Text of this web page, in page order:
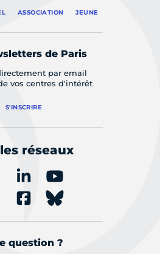
ASSOCIATION JEUNE
de Paris
par email
vos centres d'intérêt
S'INSCRIRE
réseaux
question ?